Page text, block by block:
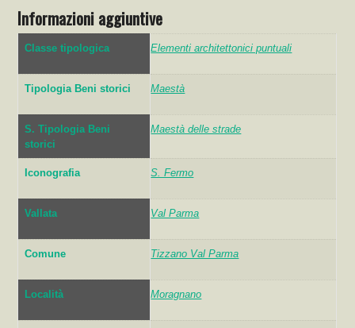
Informazioni aggiuntive
Classe tipologica Elementi architettonici puntuali
Tipologia Beni storici Maestà
S. Tipologia Beni
storici
Maestà delle strade
Iconografia S. Fermo
Vallata Val Parma
Comune Tizzano Val Parma
Località Moragnano